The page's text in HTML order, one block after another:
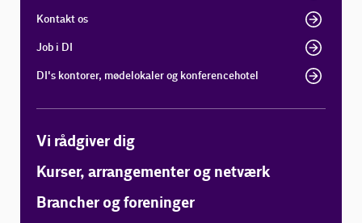
Kontakt os
Job i DI
DI's kontorer, mødelokaler og konferencehotel
Vi rådgiver dig
Kurser, arrangementer og netværk
Brancher og foreninger